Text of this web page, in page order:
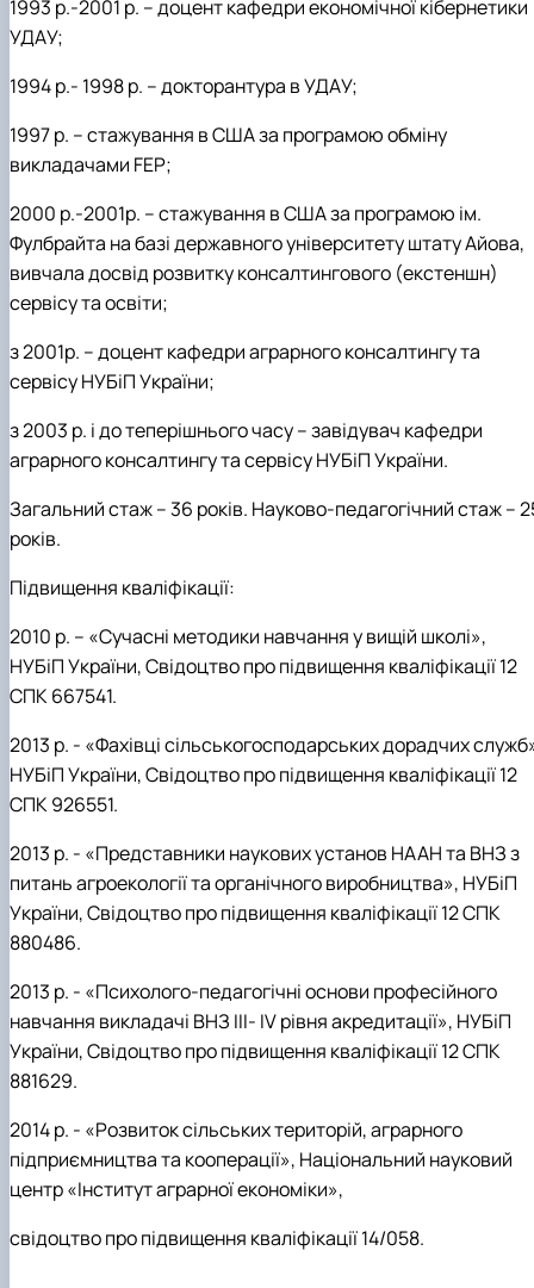
1993 р.-2001 р. –доцент кафедри економічної кібернетики
УДАУ;
1994 р.- 1998 р. –докторантура вУДАУ;
1997 р. –стажування в США за програмою обміну
викладачами FEP;
2000 р.-2001р. –стажування в США за програмою ім.
Фулбрайта на базі державного університету штату Айова,
вивчала досвід розвитку консалтингового (екстеншн)
сервісу та освіти;
з 2001р. –доцент кафедри аграрного консалтингу та
сервісу НУБіП України;
з 2003 р. і до теперішнього часу – завідувач кафедри
аграрного консалтингу та сервісу НУБіПУкраїни.
Загальний стаж– 36 років. Науково-педагогічний стаж–
років.
Підвищення кваліфікації:
2010 р. – «Сучасні методики навчання у вищій школі»,
НУБіП України, Свідоцтво про підвищення кваліфікації 12
СПК 667541.
2013 р. - «Фахівці сільськогосподарських дорадчих
НУБіП України, Свідоцтво про підвищення кваліфікації 12
СПК 926551.
2013 р. - «Представники наукових установ НААН та ВНЗ з
питань агроекології та органічного виробництва», НУБіП
України, Свідоцтво про підвищення кваліфікації 12 СПК
880486.
2013 р. - «Психолого-педагогічні основи професійного
навчання викладачі ВНЗ III- IVрівня акредитації», НУБіП
України, Свідоцтво про підвищення кваліфікації 12 СПК
881629.
2014 р. - «Розвиток сільських територій, аграрного
підприємництва та кооперації», Національний науковий
центр «Інститут аграрної економіки»,
свідоцтво про підвищення кваліфікації 14/058.